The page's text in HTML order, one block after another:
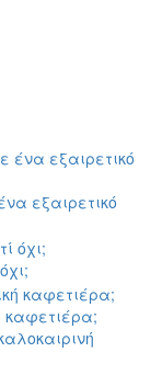
εξαιρετικό
καφετιέρα;